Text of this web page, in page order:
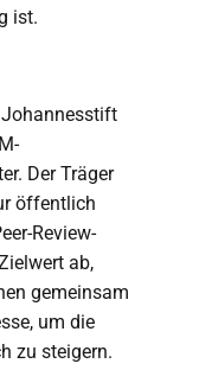
ist.
Der Träger
öffentlich
Review-
ab,
gemeinsam
um die
zu steigern.